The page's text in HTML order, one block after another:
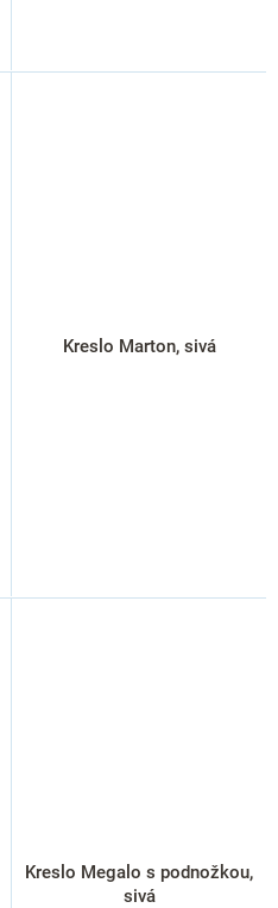
Kreslo Marton, sivá
Kreslo Megalo s podnožkou,
sivá